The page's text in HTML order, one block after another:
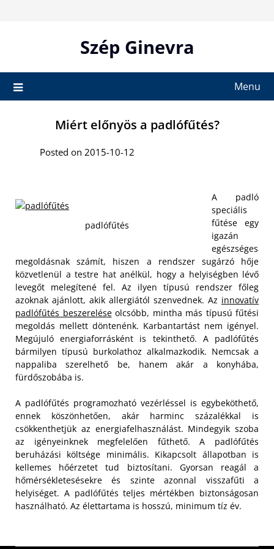
Szép Ginevra
Menu
Miért előnyös a padlófűtés?
Posted on 2015-10-12
padlófűtés
A padló
speciális
fűtése egy
igazán
egészséges
megoldásnak számít, hiszen a rendszer sugárzó hője
közvetlenül a testre hat anélkül, hogy a helyiségben lévő
levegőt melegítené fel. Az ilyen típusú rendszer főleg
azoknak ajánlott, akik allergiától szenvednek. Az innovatív
padlófűtés beszereléseolcsóbb, mintha más típusú fűtési
megoldás mellett döntenénk. Karbantartást nem igényel.
Megújuló energiaforrásként is tekinthető. A padlófűtés
bármilyen típusú burkolathoz alkalmazkodik. Nemcsak a
nappaliba szerelhető be, hanem akár a konyhába,
fürdőszobába is.
A padlófűtés programozható vezérléssel is egybeköthető,
ennek köszönhetően, akár harminc százalékkal is
csökkenthetjük az energiafelhasználást. Mindegyik szoba
az igényeinknek megfelelően fűthető. A padlófűtés
beruházási költsége minimális. Kikapcsolt állapotban is
kellemes hőérzetet tud biztosítani. Gyorsan reagál a
hőmérsékletesésekre és szinte azonnal visszafűti a
helyiséget. A padlófűtés teljes mértékben biztonságosan
használható. Az élettartama is hosszú, minimum tíz év.